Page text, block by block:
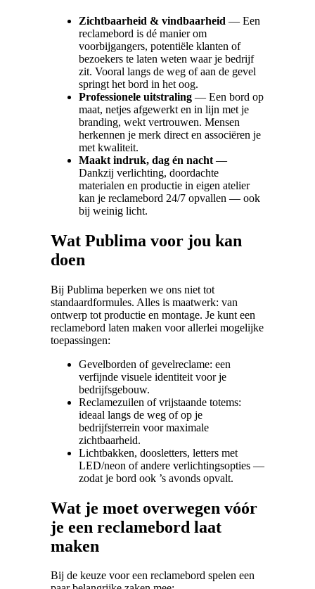
Zichtbaarheid & vindbaarheid — Een
reclamebord is dé manier om
voorbijgangers, potentiële klanten of
bezoekers te laten weten waar je bedrijf
zit. Vooral langs de weg of aan de gevel
springt het bord in het oog.
Professionele uitstraling — Een bord op
maat, netjes afgewerkt en in lijn met je
branding, wekt vertrouwen. Mensen
herkennen je merk direct en associëren je
met kwaliteit.
Maakt indruk, dag én nacht —
Dankzij verlichting, doordachte
materialen en productie in eigen atelier
kan je reclamebord 24/7 opvallen — ook
bij weinig licht.
Wat Publima voor jou kan
doen
Bij Publima beperken we ons niet tot
standaardformules. Alles is maatwerk: van
ontwerp tot productie en montage. Je kunt een
reclamebord laten maken voor allerlei mogelijke
toepassingen:
Gevelborden of gevelreclame: een
verfijnde visuele identiteit voor je
bedrijfsgebouw.
Reclamezuilen of vrijstaande totems:
ideaal langs de weg of op je
bedrijfsterrein voor maximale
zichtbaarheid.
Lichtbakken, doosletters, letters met
LED/neon of andere verlichtingsopties —
zodat je bord ook ’s avonds opvalt.
Wat je moet overwegen vóór
je een reclamebord laat
maken
Bij de keuze voor een reclamebord spelen een